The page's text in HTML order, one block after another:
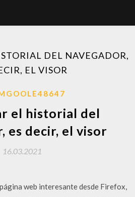
DEL NAVEGADOR,
EL VISOR
el historial del
es decir, el visor
16.03.2021
web interesante desde Firefox,